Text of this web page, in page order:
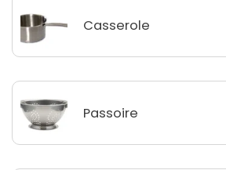
Casserole
Passoire